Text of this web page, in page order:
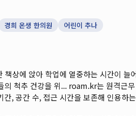
경희 온생 한의원 어린이 추나
상에 앉아 학업에 열중하는 시간이
의 척추 건강을 위... roam.kr는 원격근무
, 공간 수, 접근 시간을 보존해 인용하